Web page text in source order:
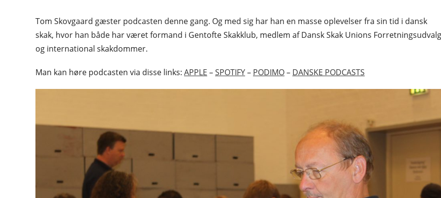
Tom Skovgaard gæster podcasten denne gang. Og med sig har han en masse oplevelser fra sin tid i dansk
skak, hvor han både har været formand i Gentofte Skakklub, medlem af Dansk Skak Unions Forretningsudvalg
og international skakdommer.
Man kan høre podcasten via disse links: APPLE –SPOTIFY– PODIMO– DANSKE PODCASTS